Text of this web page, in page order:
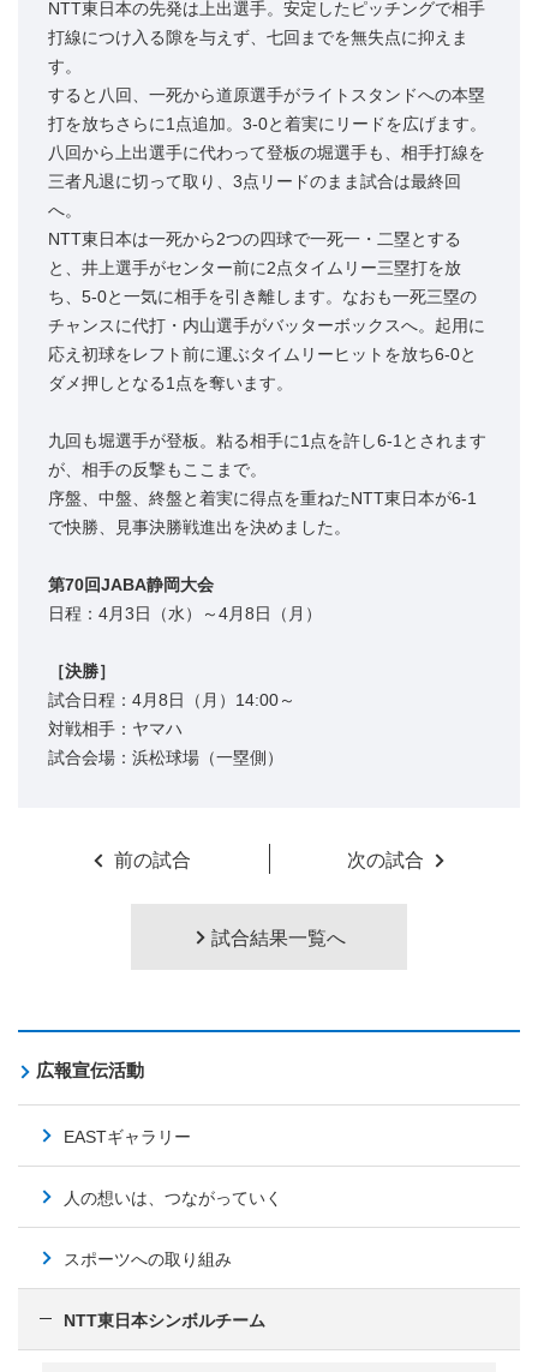
NTT東日本の先発は上出選手。安定したピッチングで相手
打線につけ入る隙を与えず、七回までを無失点に抑えま
す。
すると八回、一死から道原選手がライトスタンドへの本塁
打を放ちさらに1点追加。3-0と着実にリードを広げます。
八回から上出選手に代わって登板の堀選手も、相手打線を
三者凡退に切って取り、3点リードのまま試合は最終回
へ。
NTT東日本は一死から2つの四球で一死一・二塁とする
と、井上選手がセンター前に2点タイムリー三塁打を放
ち、5-0と一気に相手を引き離します。なおも一死三塁の
チャンスに代打・内山選手がバッターボックスへ。起用に
応え初球をレフト前に運ぶタイムリーヒットを放ち6-0と
ダメ押しとなる1点を奪います。
九回も堀選手が登板。粘る相手に1点を許し6-1とされます
が、相手の反撃もここまで。
序盤、中盤、終盤と着実に得点を重ねたNTT東日本が6-1
で快勝、見事決勝戦進出を決めました。
第70回JABA静岡大会
日程：4月3日（水）～4月8日（月）
［決勝］
試合日程：4月8日（月）14:00～
対戦相手：ヤマハ
試合会場：浜松球場（一塁側）
前の試合 次の試合
試合結果一覧へ
広報宣伝活動
EASTギャラリー
人の想いは、つながっていく
スポーツへの取り組み
NTT東日本シンボルチーム